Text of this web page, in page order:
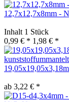
12,7x12,7x8mm -
Inhalt 1 Stück
0,99 € * 1,98 € *
ab 3,22 € *